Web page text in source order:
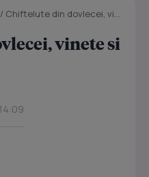
/ Chiftelute din dovlecei, vinete si ton
vinete si